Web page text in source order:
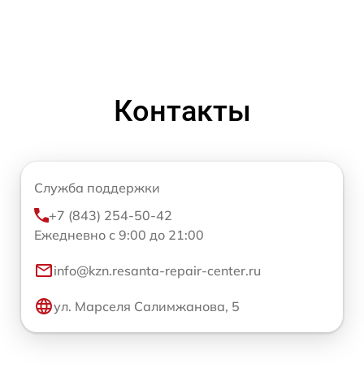
Контакты
Служба поддержки
+7 (843) 254-50-42
Ежедневно с 9:00 до 21:00
info@kzn.resanta-repair-center.ru
ул. Марселя Салимжанова, 5